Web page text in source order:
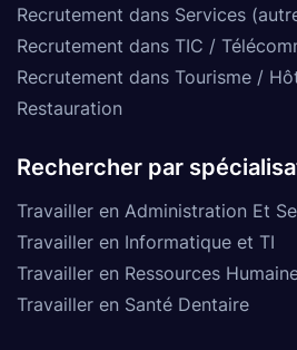
Recrutement dans Services
Recrutement dans TIC /
Recrutement dans Tourisme /
Restauration
Rechercher par
Travailler en Administration Et
Travailler en Informatique et TI
Travailler en Ressources
Travailler en Santé Dentaire